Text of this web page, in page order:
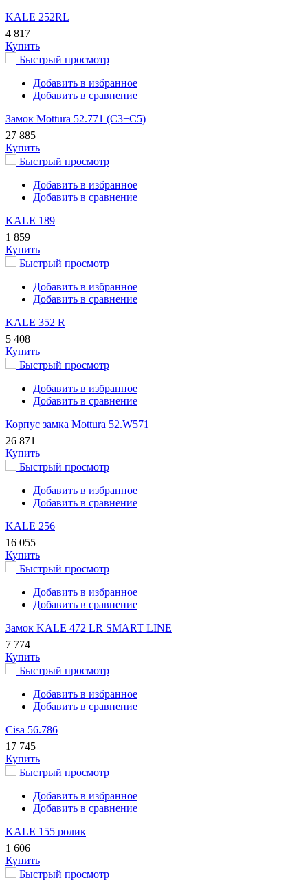
KALE 252RL
4 817
Купить
Быстрый просмотр
Добавить в избранное
Добавить в сравнение
Замок Mottura 52.771 (С3+С5)
27 885
Купить
Быстрый просмотр
Добавить в избранное
Добавить в сравнение
KALE 189
1 859
Купить
Быстрый просмотр
Добавить в избранное
Добавить в сравнение
KALE 352 R
5 408
Купить
Быстрый просмотр
Добавить в избранное
Добавить в сравнение
Корпус замка Mottura 52.W571
26 871
Купить
Быстрый просмотр
Добавить в избранное
Добавить в сравнение
KALE 256
16 055
Купить
Быстрый просмотр
Добавить в избранное
Добавить в сравнение
Замок KALE 472 LR SMART LINE
7 774
Купить
Быстрый просмотр
Добавить в избранное
Добавить в сравнение
Cisa 56.786
17 745
Купить
Быстрый просмотр
Добавить в избранное
Добавить в сравнение
KALE 155 ролик
1 606
Купить
Быстрый просмотр